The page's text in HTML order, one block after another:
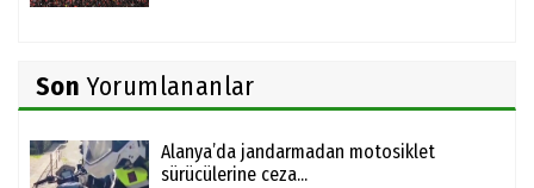
Son Yorumlananlar
Alanya’da jandarmadan motosiklet
sürücülerine ceza...